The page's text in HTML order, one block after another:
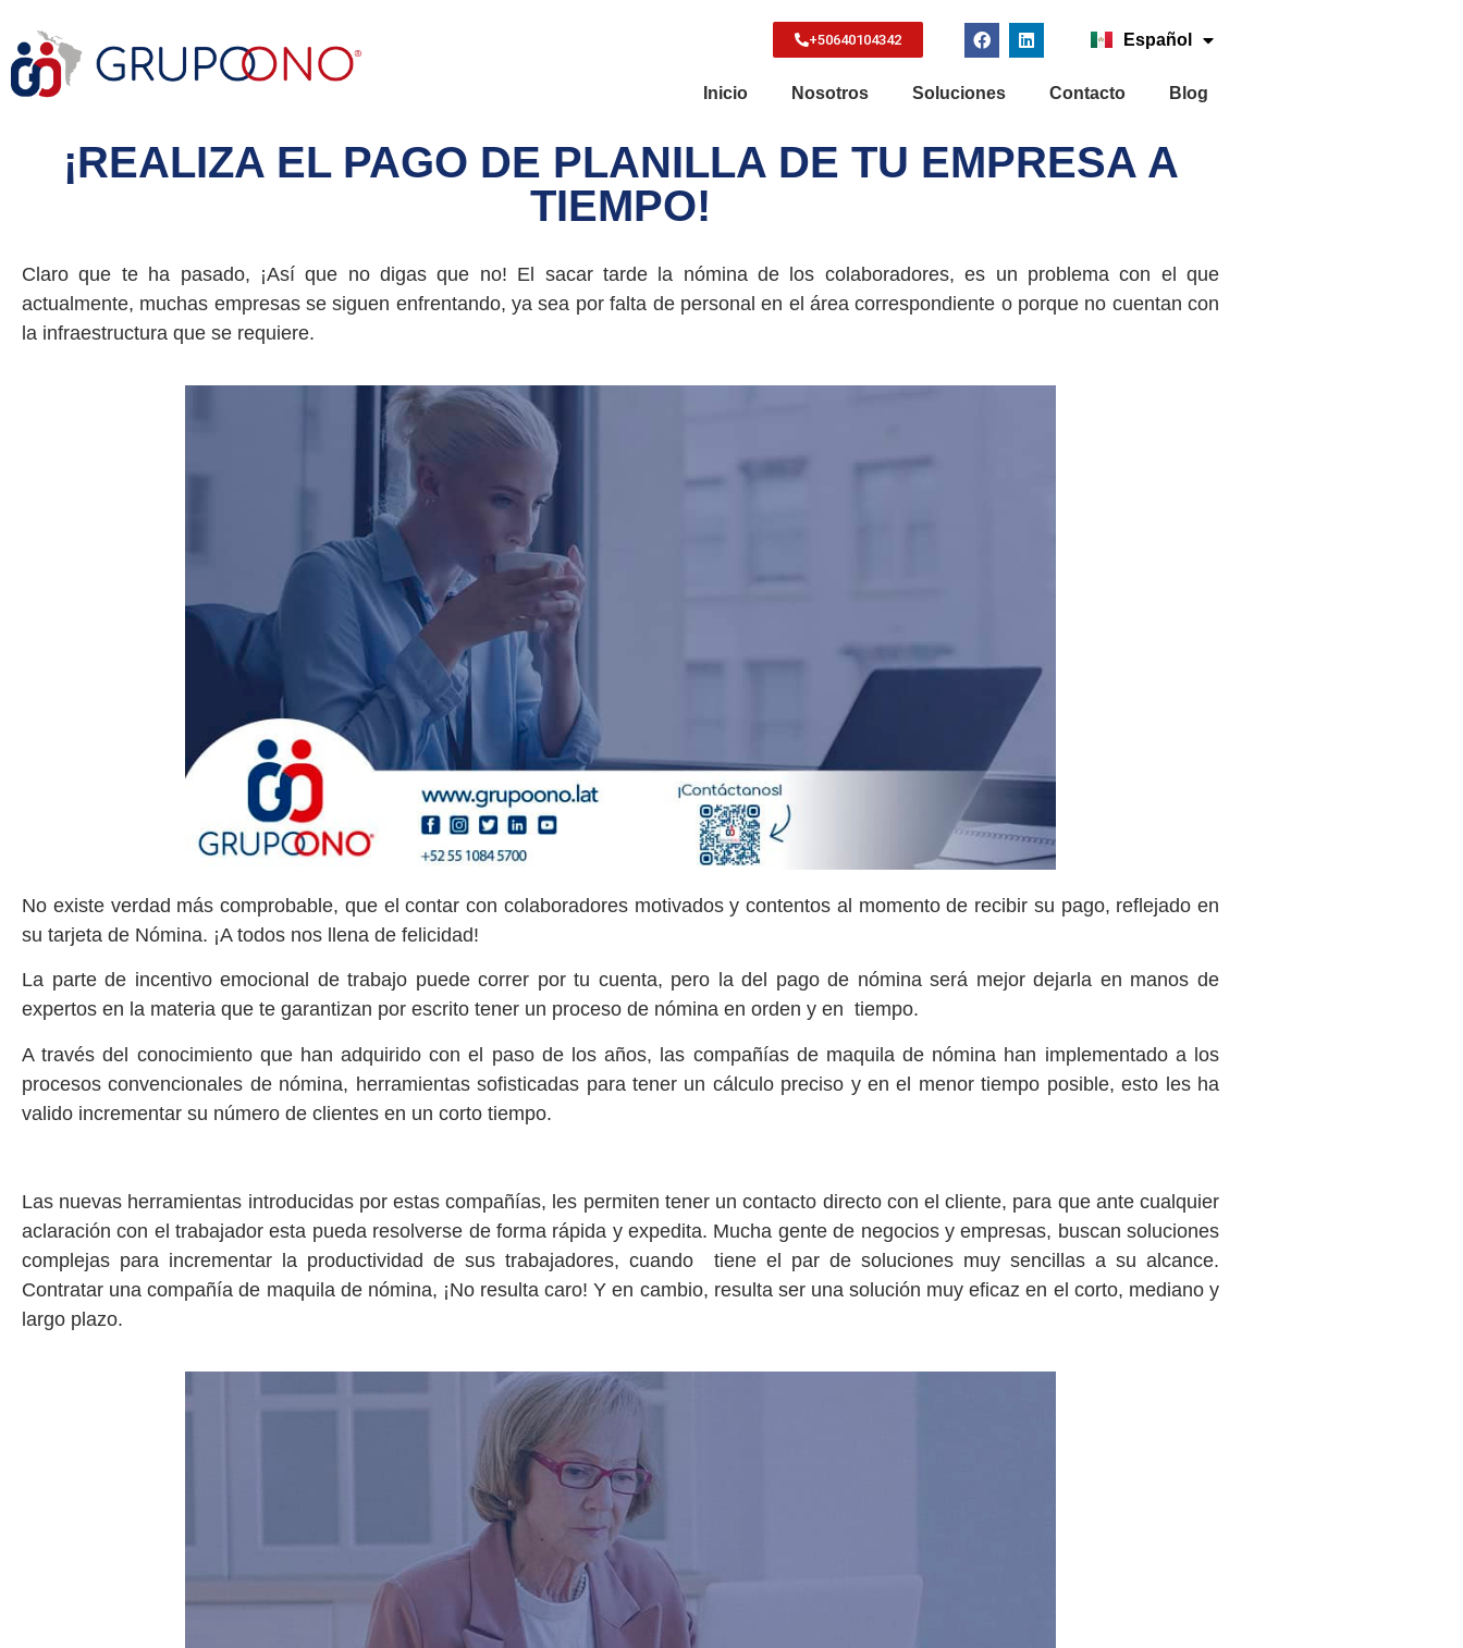
+50640104342 Español
English
Inicio Nosotros Soluciones Contacto Blog
¡REALIZA EL PAGO DE PLANILLA DE TU EMPRESA A
TIEMPO!
Claro que te ha pasado, ¡Así que no digas que no! El sacar tarde la nómina de los colaboradores, es un problema con el que
actualmente, muchas empresas se siguen enfrentando, ya sea por falta de personal en el área correspondiente o porque no cuentan con
la infraestructura que se requiere.
No existe verdad más comprobable, que el contar con colaboradores motivados y contentos al momento de recibir su pago, reflejado en
su tarjeta de Nómina. ¡A todos nos llena de felicidad!
La parte de incentivo emocional de trabajo puede correr por tu cuenta, pero la del pago de nómina será mejor dejarla en manos de
expertos en la materia que te garantizan por escrito tener un proceso de nómina en orden y en tiempo.
A través del conocimiento que han adquirido con el paso de los años, las compañías de maquila de nómina han implementado a los
procesos convencionales de nómina, herramientas sofisticadas para tener un cálculo preciso y en el menor tiempo posible, esto les ha
valido incrementar su número de clientes en un corto tiempo.
Las nuevas herramientas introducidas por estas compañías, les permiten tener un contacto directo con el cliente, para que ante cualquier
aclaración con el trabajador esta pueda resolverse de forma rápida y expedita. Mucha gente de negocios y empresas, buscan soluciones
complejas para incrementar la productividad de sus trabajadores, cuando tiene el par de soluciones muy sencillas a su alcance.
Contratar una compañía de maquila de nómina, ¡No resulta caro! Y en cambio, resulta ser una solución muy eficaz en el corto, mediano y
largo plazo.